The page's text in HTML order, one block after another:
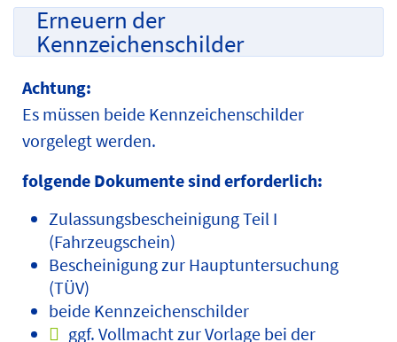
Erneuern der
Kennzeichenschilder
Achtung:
Es müssen beide Kennzeichenschilder
vorgelegt werden.
folgende Dokumente sind erforderlich:
Zulassungsbescheinigung Teil I
(Fahrzeugschein)
Bescheinigung zur Hauptuntersuchung
(TÜV)
beide Kennzeichenschilder
ggf. Vollmacht zur Vorlage bei der